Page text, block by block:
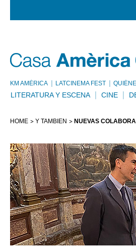
KM AMÈRICA LATCINEMA FEST
LITERATURA Y ESCENA CINE
HOME Y TAMBIÉN NUEVAS